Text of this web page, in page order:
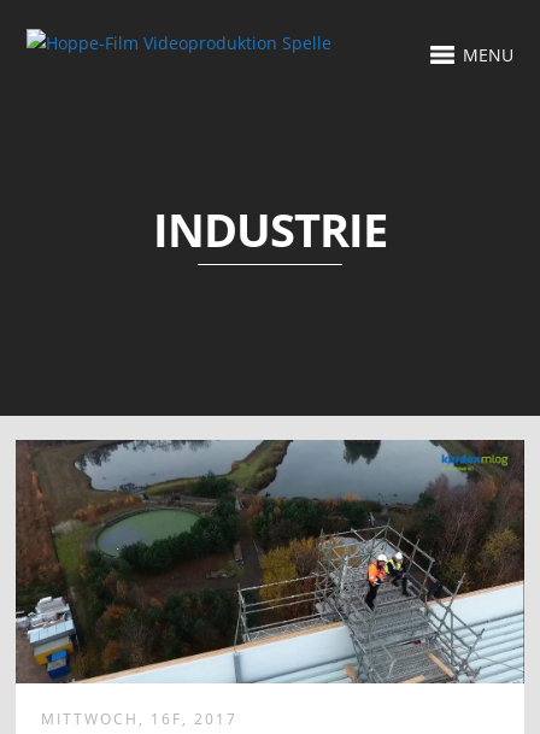
MENU
INDUSTRIE
MITTWOCH, 16F, 2017